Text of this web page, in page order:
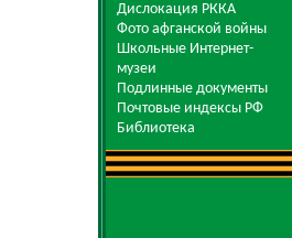
Дислокация РККА
Фото афганской войны
Школьные Интернет-
музеи
Подлинные документы
Почтовые индексы РФ
Библиотека